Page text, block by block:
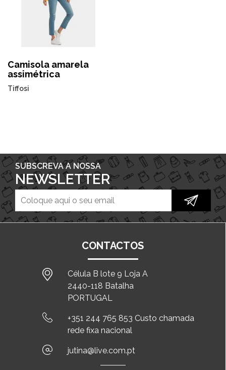
Camisola amarela
assimétrica
Tiffosi
SUBSCREVA A NOSSA
NEWSLETTER
CONTACTOS
Célula B lote 9 Loja A
2440-118 Batalha
PORTUGAL
+351 244 765 853 Custo chamada
rede fixa nacional
jutina@live.com.pt